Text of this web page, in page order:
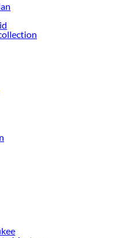
estamos aquí para hacer
lo que tenemos para ofrecerte en
y aire libre en Sodimac
para tus proyectos y
todo lo que tenemos para
de Deportes y aire libre en
proyectos de renovación y